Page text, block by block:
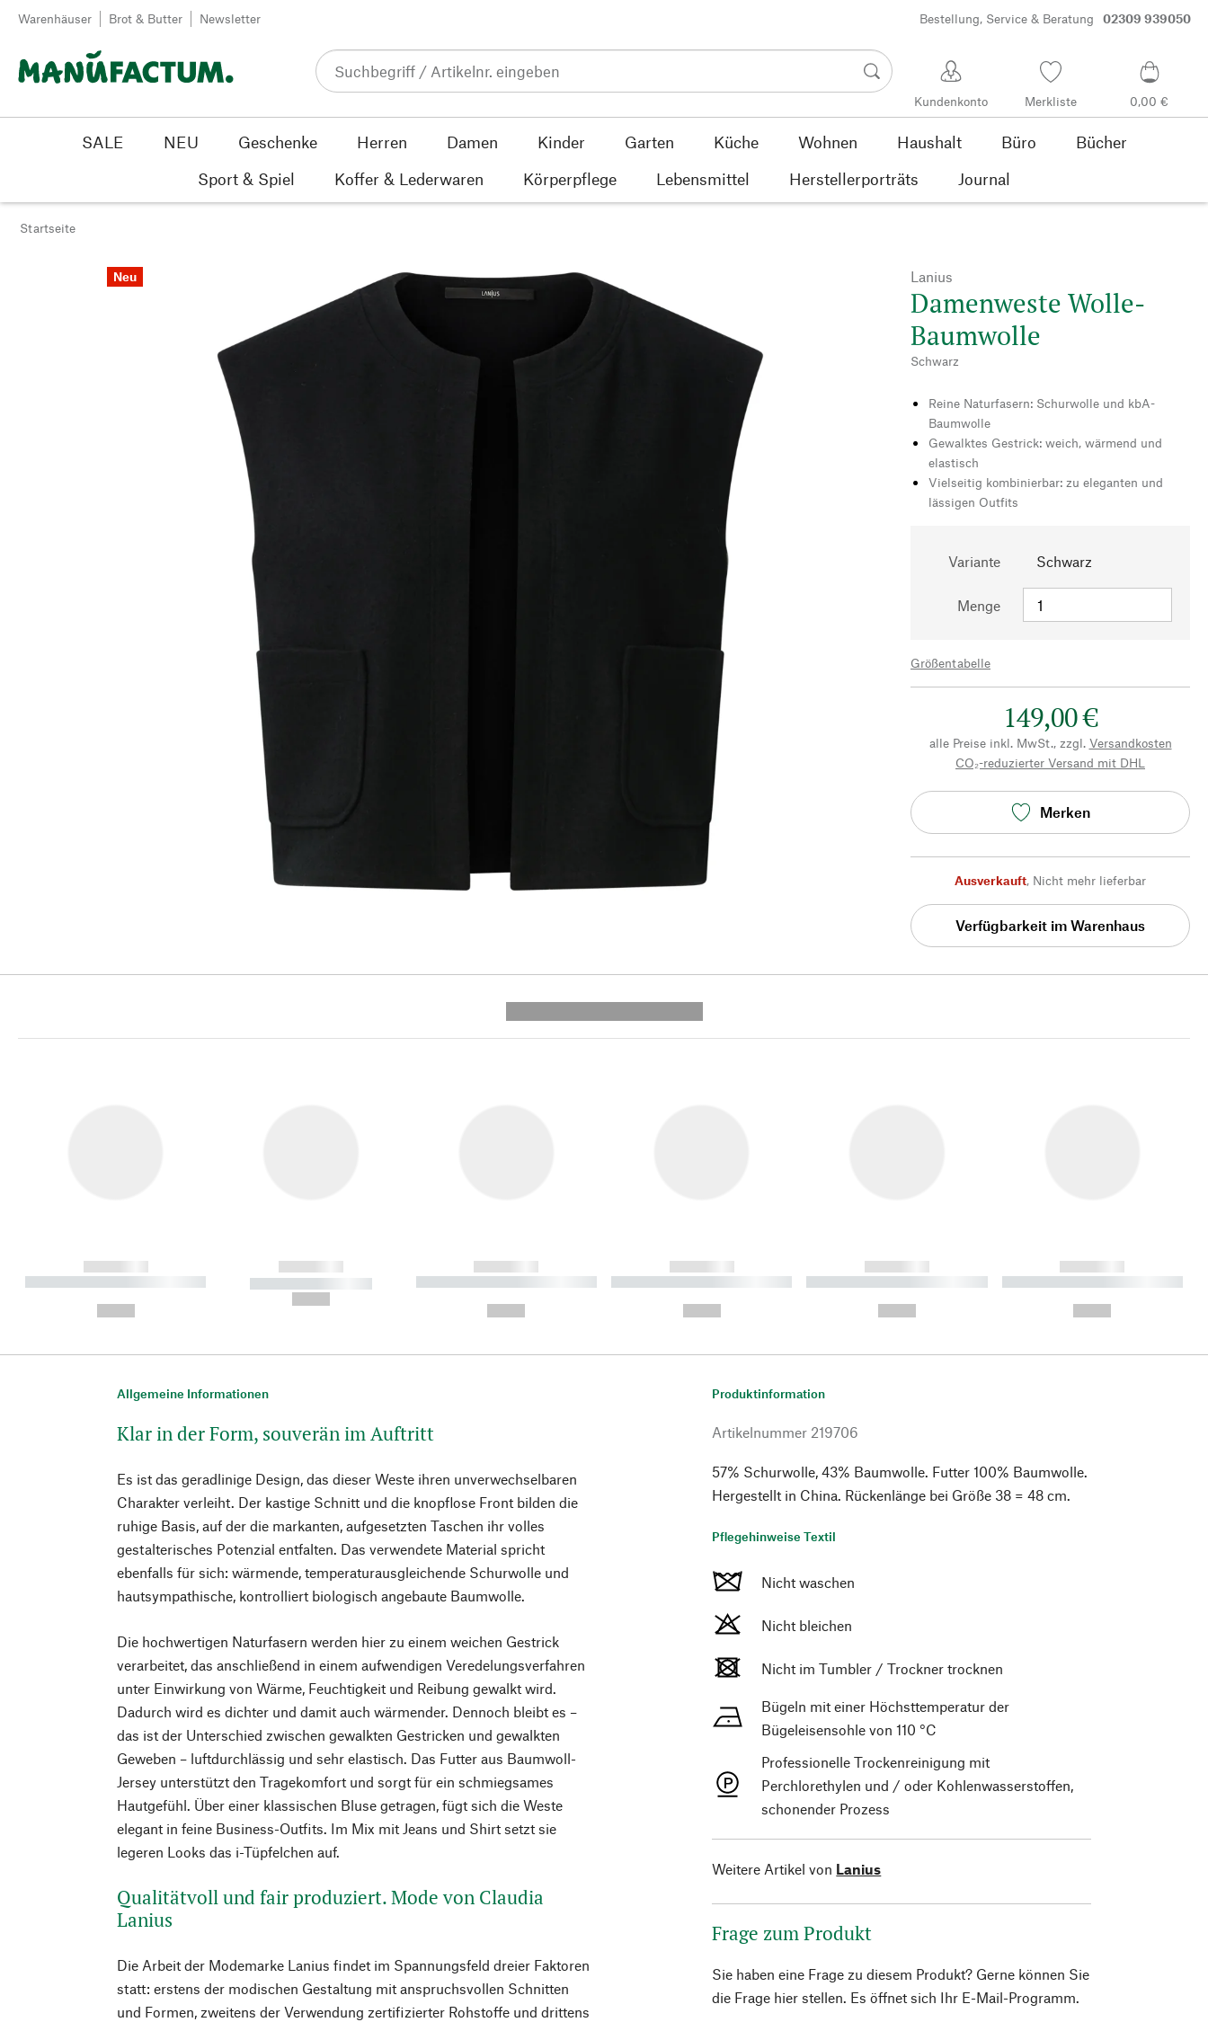
Zum Inhalt springen
Warenhäuser Brot & Butter Newsletter Bestellung, Service & Beratung 02309 939050
Kundenkonto Merkliste 0,00 €
SALE NEU Geschenke Herren Damen Kinder Garten Küche Wohnen Haushalt Büro
Bücher
Sport & Spiel
Koffer & Lederwaren Körperpflege Lebensmittel Herstellerporträts Journal
Startseite
Neu Lanius
Damenweste Wolle-
Baumwolle
Schwarz
Reine Naturfasern: Schurwolle und kbA-
Baumwolle
Gewalktes Gestrick: weich, wärmend und
elastisch
Vielseitig kombinierbar: zu eleganten und
lässigen Outfits
Variante Schwarz
Menge
Größentabelle
149,00 €
alle Preise inkl. MwSt., zzgl. Versandkosten
CO₂-reduzierter Versand mit DHL
Merken
Ausverkauft, Nicht mehr lieferbar
Verfügbarkeit im Warenhaus
------------
----------- ----------- ----------
------------
----------- -----------
------------
----------- ----------- ----------
------------
----------- ----------- ----------
------------
----------- ----------- ----------
------------
----------- ----------- ----------
Allgemeine Informationen
Klar in der Form, souverän im Auftritt
Es ist das geradlinige Design, das dieser Weste ihren unverwechselbaren
Charakter verleiht. Der kastige Schnitt und die knopflose Front bilden die
ruhige Basis, auf der die markanten, aufgesetzten Taschen ihr volles
gestalterisches Potenzial entfalten. Das verwendete Material spricht
ebenfalls für sich: wärmende, temperaturausgleichende Schurwolle und
hautsympathische, kontrolliert biologisch angebaute Baumwolle.
Die hochwertigen Naturfasern werden hier zu einem weichen Gestrick
verarbeitet, das anschließend in einem aufwendigen Veredelungsverfahren
unter Einwirkung von Wärme, Feuchtigkeit und Reibung gewalkt wird.
Dadurch wird es dichter und damit auch wärmender. Dennoch bleibt es –
das ist der Unterschied zwischen gewalkten Gestricken und gewalkten
Geweben – luftdurchlässig und sehr elastisch. Das Futter aus Baumwoll-
Jersey unterstützt den Tragekomfort und sorgt für ein schmiegsames
Hautgefühl. Über einer klassischen Bluse getragen, fügt sich die Weste
elegant in feine Business-Outfits. Im Mix mit Jeans und Shirt setzt sie
legeren Looks das i-Tüpfelchen auf.
Qualitätvoll und fair produziert. Mode von Claudia
Lanius
Die Arbeit der Modemarke Lanius findet im Spannungsfeld dreier Faktoren
statt: erstens der modischen Gestaltung mit anspruchsvollen Schnitten
und Formen, zweitens der Verwendung zertifizierter Rohstoffe und drittens
Produktinformation
Artikelnummer 219706
57% Schurwolle, 43% Baumwolle. Futter 100% Baumwolle.
Hergestellt in China. Rückenlänge bei Größe 38 = 48 cm.
Pflegehinweise Textil
Nicht waschen
Nicht bleichen
Nicht im Tumbler / Trockner trocknen
Bügeln mit einer Höchsttemperatur der
Bügeleisensohle von 110 °C
Professionelle Trockenreinigung mit
Perchlorethylen und / oder Kohlenwasserstoffen,
schonender Prozess
Weitere Artikel von Lanius
Frage zum Produkt
Sie haben eine Frage zu diesem Produkt? Gerne können Sie
die Frage hier stellen. Es öffnet sich Ihr E-Mail-Programm.